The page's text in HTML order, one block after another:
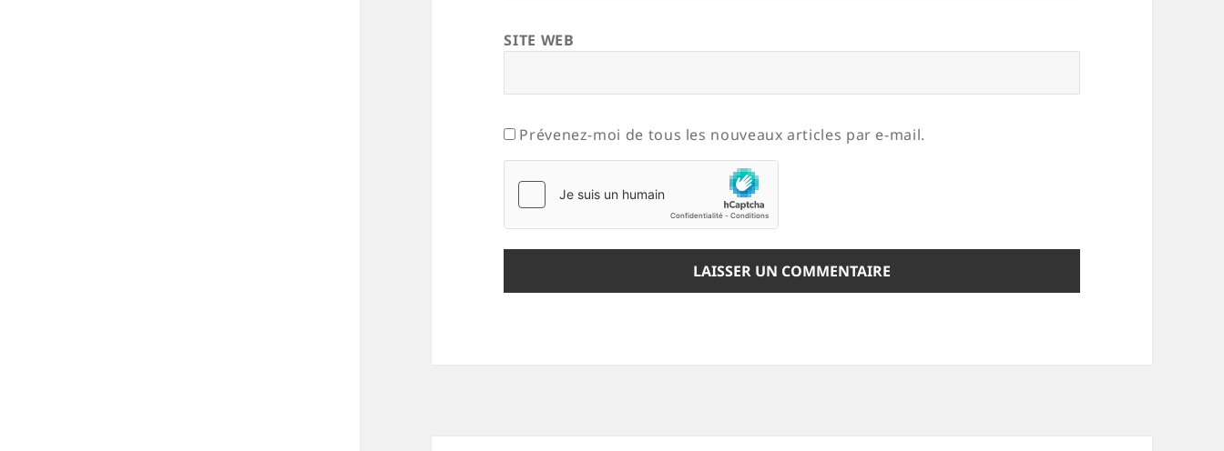
SITE WEB
Prévenez-moi de tous les nouveaux articles par e-mail.